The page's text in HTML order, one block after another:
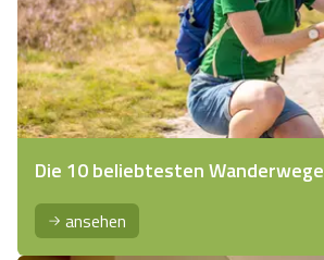
Die 10 beliebtesten Wanderwege
ansehen